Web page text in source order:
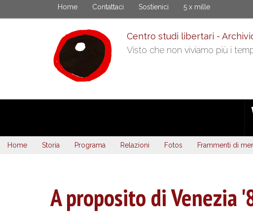
to
Home Contattaci Sostienici 5 x mille
Centro studi libertari -
Visto che non viviamo più i
Home Storia Programa Relazioni Fotos Frammenti di
A proposito di Venezia